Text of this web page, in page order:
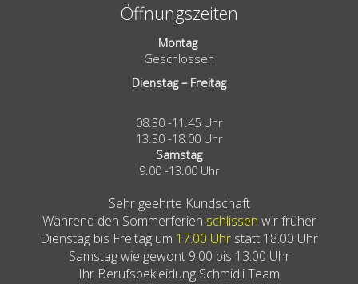
Öffnungszeiten
Montag
Geschlossen
Dienstag – Freitag
08.30 -11.45 Uhr
13.30 -18.00 Uhr
Samstag
9.00 -13.00 Uhr
Sehr geehrte Kundschaft
Während den Sommerferien schlissen wir früher
Dienstag bis Freitag um 17.00 Uhr statt 18.00 Uhr
Samstag wie gewont 9.00 bis 13.00 Uhr
Ihr Berufsbekleidung Schmidli Team